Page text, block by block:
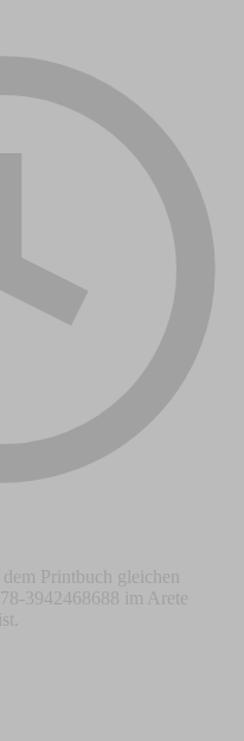
Printbuch gleichen
3942468688 im Arete